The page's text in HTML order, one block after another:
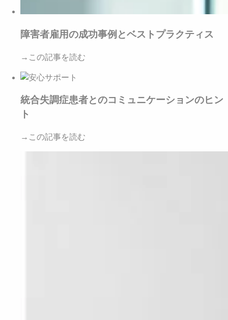
障害者雇用の成功事例とベストプラクティス
→この記事を読む
統合失調症患者とのコミュニケーションのヒン
ト
→この記事を読む